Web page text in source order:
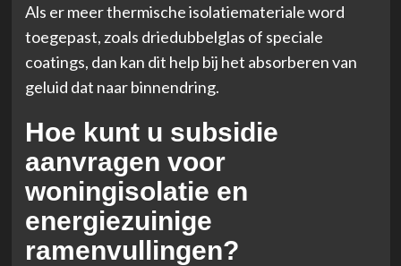
Als er meer thermische isolatiemateriale word
toegepast, zoals driedubbelglas of speciale
coatings, dan kan dit help bij het absorberen van
geluid dat naar binnendring.
Hoe kunt u subsidie
aanvragen voor
woningisolatie en
energiezuinige
ramenvullingen?